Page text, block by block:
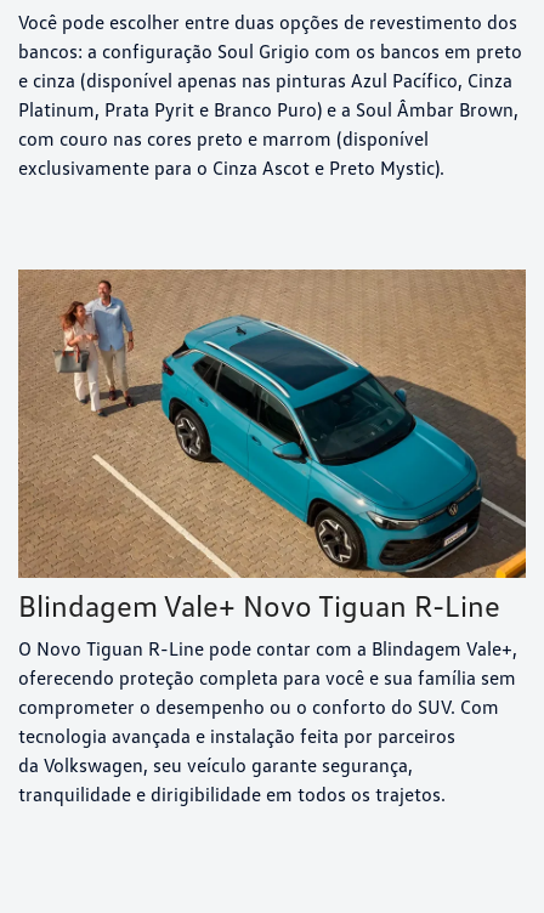
Você pode escolher entre duas opções de revestimento dos
bancos: a configuração Soul Grigio com os bancos em preto
e cinza (disponível apenas nas pinturas Azul Pacífico, Cinza
Platinum, Prata Pyrit e Branco Puro) e a Soul Âmbar Brown,
com couro nas cores preto e marrom (disponível
exclusivamente para o Cinza Ascot e Preto Mystic).
Blindagem Vale+ Novo Tiguan R-Line
O Novo Tiguan R-Line pode contar com a Blindagem Vale+,
oferecendo proteção completa para você e sua família sem
comprometer o desempenho ou o conforto do SUV. Com
tecnologia avançada e instalação feita por parceiros
da Volkswagen, seu veículo garante segurança,
tranquilidade e dirigibilidade em todos os trajetos.